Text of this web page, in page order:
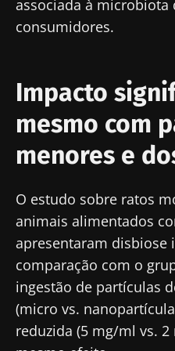
associada à microbiota
consumidores.
Impacto
mesmo com
menores e
O estudo sobre ratos
animais alimentados
apresentaram disbiose
comparação com o
ingestão de partículas
(micro vs.
reduzida (5 mg/ml vs.
Junte-se à
saúde e
receba o "Microbiota
Magazine" para se
últimas notícias
Fique
saúde e
receba o "Microbiota
Magazine" para se
últimas notícias
Gostaria de me
informações sobre
Eu li e aceito as